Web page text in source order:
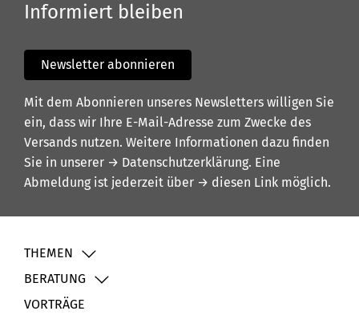
Informiert bleiben
Newsletter abonnieren
Mit dem Abonnieren unseres Newsletters willigen Sie
ein, dass wir Ihre E-Mail-Adresse zum Zwecke des
Versands nutzen. Weitere Informationen dazu finden
Sie in unserer → Datenschutzerklärung. Eine
Abmeldung ist jederzeit über → diesen Link möglich.
THEMEN
BERATUNG
VORTRÄGE